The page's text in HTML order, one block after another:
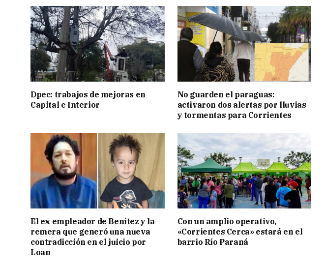
Dpec: trabajos de mejoras en
Capital e Interior
No guarden el paraguas:
activaron dos alertas por lluvias
y tormentas para Corrientes
El ex empleador de Benítez y la
remera que generó una nueva
contradicción en el juicio por
Loan
Con un amplio operativo,
«Corrientes Cerca» estará en el
barrio Río Paraná